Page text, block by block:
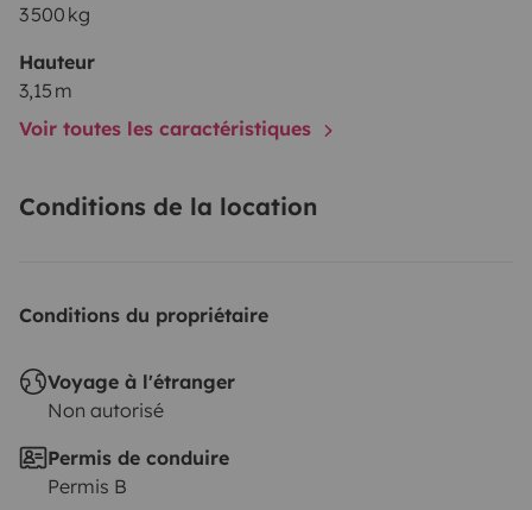
3 500 kg
Hauteur
3,15 m
Voir toutes les caractéristiques
Conditions de la location
Conditions du propriétaire
Voyage à l'étranger
Non autorisé
Permis de conduire
Permis B